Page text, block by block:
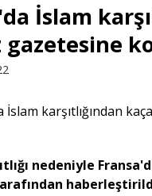
İslam
gazetesine
nedeniyle